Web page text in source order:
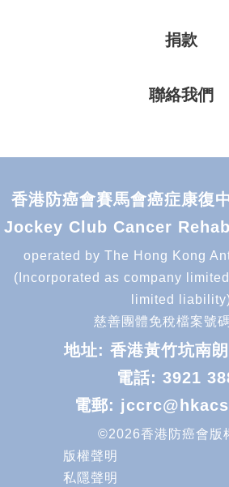
捐款
聯絡我們
香港防癌會賽馬會癌症康復
Jockey Club Cancer
operated by The Hong Kong
(Incorporated as company
limited
慈善團體免稅檔案號
地址: 香港黃竹坑南
電話: 3921
電郵:
©2026香港防癌會版
版權聲明
私隱聲明